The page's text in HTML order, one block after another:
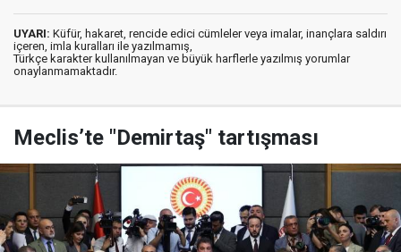
UYARI: Küfür, hakaret, rencide edici cümleler veya imalar, inançlara saldırı
içeren, imla kuralları ile yazılmamış,
Türkçe karakter kullanılmayan ve büyük harflerle yazılmış yorumlar
onaylanmamaktadır.
Meclis’te "Demirtaş" tartışması